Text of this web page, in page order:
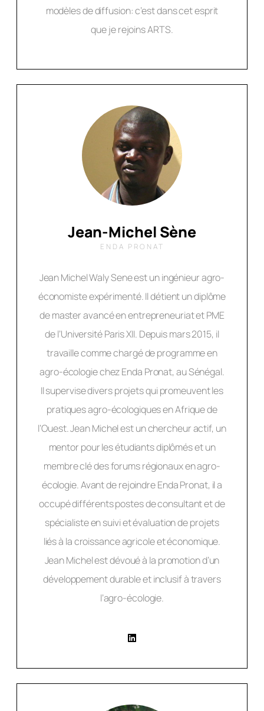
modèles de diffusion: c’est dans cet esprit
que je rejoins ARTS.
Jean-Michel Sène
ENDA PRONAT
Jean Michel Waly Sene est un ingénieur agro-
économiste expérimenté. Il détient un diplôme
de master avancé en entrepreneuriat et PME
de l’Université Paris XII. Depuis mars 2015, il
travaille comme chargé de programme en
agro-écologie chez Enda Pronat, au Sénégal.
Il supervise divers projets qui promeuvent les
pratiques agro-écologiques en Afrique de
l’Ouest. Jean Michel est un chercheur actif, un
mentor pour les étudiants diplômés et un
membre clé des forums régionaux en agro-
écologie. Avant de rejoindre Enda Pronat, il a
occupé différents postes de consultant et de
spécialiste en suivi et évaluation de projets
liés à la croissance agricole et économique.
Jean Michel est dévoué à la promotion d’un
développement durable et inclusif à travers
l’agro-écologie.